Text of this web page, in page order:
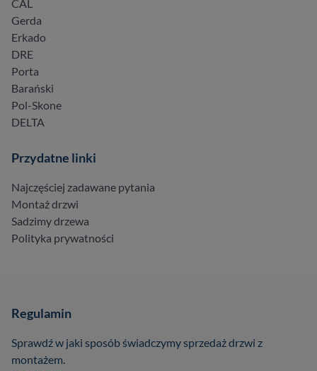
CAL
Gerda
Erkado
DRE
Porta
Barański
Pol-Skone
DELTA
Przydatne linki
Najczęściej zadawane pytania
Montaż drzwi
Sadzimy drzewa
Polityka prywatności
Regulamin
Sprawdź w jaki sposób świadczymy sprzedaż drzwi z
montażem.